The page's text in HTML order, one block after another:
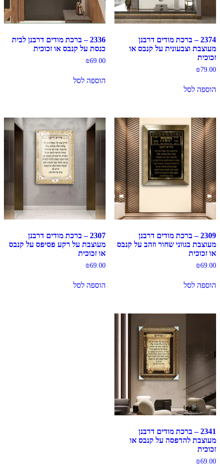
2374 – ברכת מודים דרבנן
מעוצבת וצבעונית על קנבס או
זכוכית
₪79.00
הוספה לסל
2336 – ברכת מודים דרבנן לבית
כנסת על קנבס או זכוכית
₪69.00
הוספה לסל
2309 – ברכת מודים דרבנן
מעוצבת בגווני שחור וזהב על קנבס
או זכוכית
₪69.00
הוספה לסל
2307 – ברכת מודים דרבנן
מעוצבת על רקע פסיפס על קנבס
או זכוכית
₪69.00
הוספה לסל
2341 – ברכת מודים דרבנן
מעוצבת להדפסה על קנבס או
זכוכית
₪69.00